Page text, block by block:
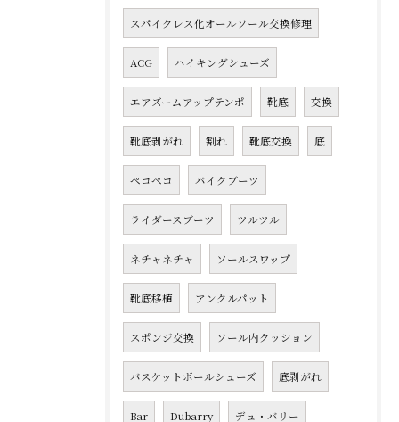
スパイクレス化オールソール交換修理
ACG ハイキングシューズ
エアズームアップテンポ 靴底 交換
靴底剥がれ 割れ 靴底交換 底
ペコペコ バイクブーツ
ライダースブーツ ツルツル
ネチャネチャ ソールスワップ
靴底移植 アンクルパット
スポンジ交換 ソール内クッション
バスケットボールシューズ 底剥がれ
Bar Dubarry デュ・バリー